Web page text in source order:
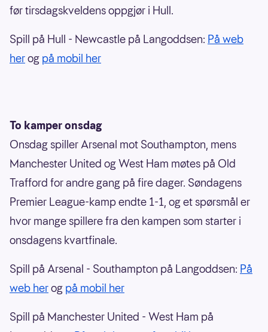
før tirsdagskveldens oppgjør i Hull.
Spill på Hull - Newcastle på Langoddsen: På web
herog på mobil her
To kamper onsdag
Onsdag spiller Arsenal mot Southampton, mens
Manchester United og West Ham møtes på Old
Trafford for andre gang på fire dager. Søndagens
Premier League-kamp endte 1-1, og et spørsmål er
hvor mange spillere fra den kampen som starter i
onsdagens kvartfinale.
Spill på Arsenal - Southampton på Langoddsen: På
web herog på mobil her
Spill på Manchester United - West Ham på